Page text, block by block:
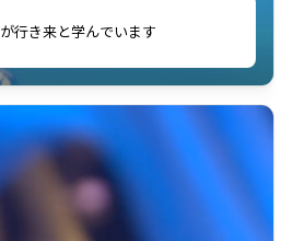
行き来と学んでいます
が「問題が解けてうれしい」「解く
実感しています